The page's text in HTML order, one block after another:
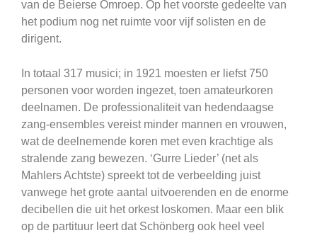
van de Beierse Omroep. Op het voorste gedeelte van
het podium nog net ruimte voor vijf solisten en de
dirigent.
In totaal 317 musici; in 1921 moesten er liefst 750
personen voor worden ingezet, toen amateurkoren
deelnamen. De professionaliteit van hedendaagse
zang-ensembles vereist minder mannen en vrouwen,
wat de deelnemende koren met even krachtige als
stralende zang bewezen. ‘Gurre Lieder’ (net als
Mahlers Achtste) spreekt tot de verbeelding juist
vanwege het grote aantal uitvoerenden en de enorme
decibellen die uit het orkest loskomen. Maar een blik
op de partituur leert dat Schönberg ook heel veel